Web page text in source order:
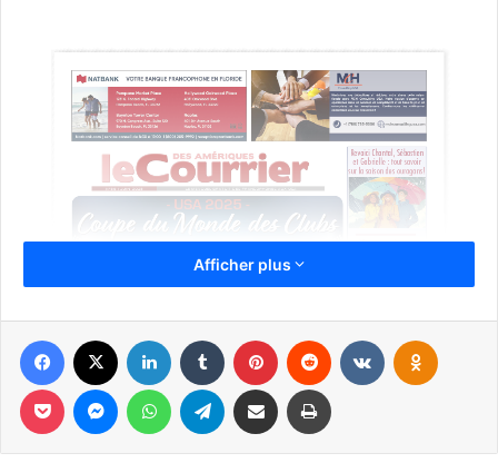
Afficher plus
Facebook Linkedin Tumblr Pinterest Reddit VKontakte
Pocket MessengerWhatsAppTelegram Partager par email Imprimer